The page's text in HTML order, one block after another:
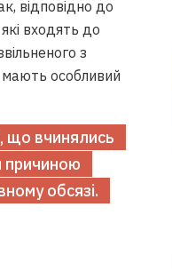
відповідно до
входять до
з
особливий
що вчинялись
причиною
обсязі.